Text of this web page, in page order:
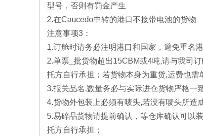
型号，否则有罚金产生
2.在Caucedo中转的港口不接带电池的货物
注意事项3：
1.订舱时请务必注明港口和国家，避免重名
2.单票_批货物超出15CBM或4吨,请与我司
托方自行承担；若货物本身为重货,运费也需
3.报关品名,数量务必与实际进仓货物严格一
4.货物外包装上必须有唛头,若没有唛头所造
5.易碎品货物请提前确认，等仓库确认可以
托方自行承担；